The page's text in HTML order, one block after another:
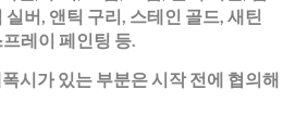
버, 앤틱 구리, 스테인 골드, 새틴
레이 페인팅 등.
시가 있는 부분은 시작 전에 협의해